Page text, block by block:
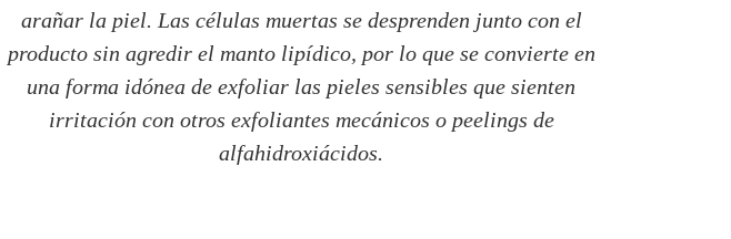
arañar la piel. Las células muertas se desprenden junto con el
producto sin agredir el manto lipídico, por lo que se convierte en
una forma idónea de exfoliar las pieles sensibles que sienten
irritación con otros exfoliantes mecánicos o peelings de
alfahidroxiácidos.